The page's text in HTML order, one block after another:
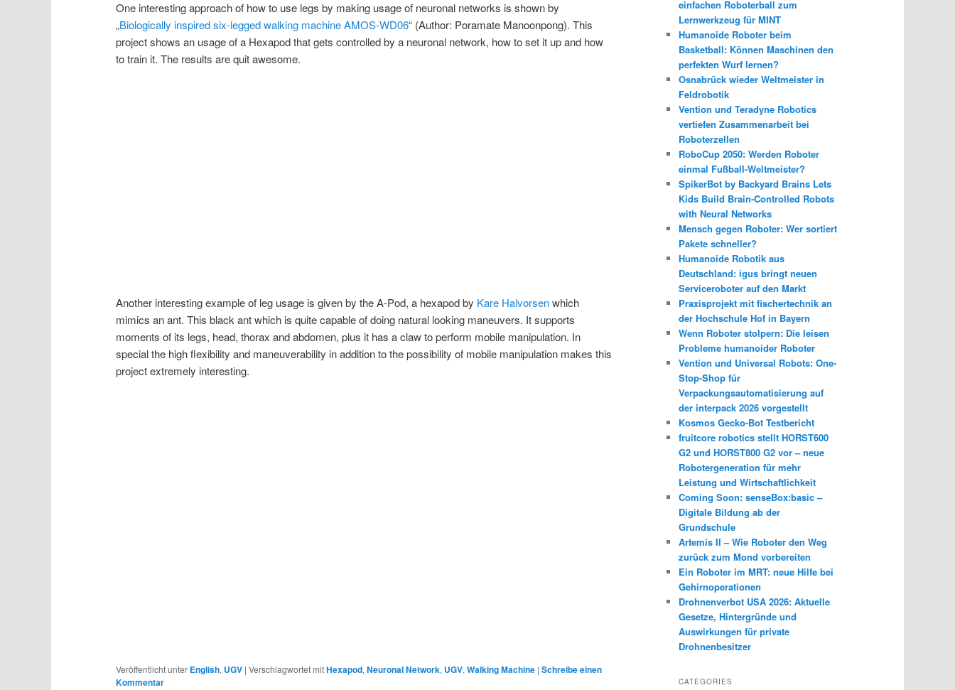
One interesting approach of how to use legs by making usage of neuronal networks is shown by
„Biologically inspired six-legged walking machine AMOS-WD06“ (Author: Poramate Manoonpong). This
project shows an usage of a Hexapod that gets controlled by a neuronal network, how to set it up and how
to train it. The results are quit awesome.
Another interesting example of leg usage is given by the A-Pod, a hexapod by Kare Halvorsenwhich
mimics an ant. This black ant which is quite capable of doing natural looking maneuvers. It supports
moments of its legs, head, thorax and abdomen, plus it has a claw to perform mobile manipulation. In
special the high flexibility and maneuverability in addition to the possibility of mobile manipulation makes this
project extremely interesting.
Veröffentlicht unter English, UGV |Verschlagwortet mitHexapod,Neuronal Network, UGV,Walking Machine |Schreibe einen
Kommentar
einfachen Roboterball zum
Lernwerkzeug für MINT
Humanoide Roboter beim
Basketball: Können Maschinen den
perfekten Wurf lernen?
Osnabrück wieder Weltmeister in
Feldrobotik
Vention und Teradyne Robotics
vertiefen Zusammenarbeit bei
Roboterzellen
RoboCup 2050: Werden Roboter
einmal Fußball-Weltmeister?
SpikerBot by Backyard Brains Lets
Kids Build Brain-Controlled Robots
with Neural Networks
Mensch gegen Roboter: Wer sortiert
Pakete schneller?
Humanoide Robotik aus
Deutschland: igus bringt neuen
Serviceroboter auf den Markt
Praxisprojekt mit fischertechnik an
der Hochschule Hof in Bayern
Wenn Roboter stolpern: Die leisen
Probleme humanoider Roboter
Vention und Universal Robots: One-
Stop-Shop für
Verpackungsautomatisierung auf
der interpack 2026 vorgestellt
Kosmos Gecko-Bot Testbericht
fruitcore robotics stellt HORST600
G2 und HORST800 G2 vor – neue
Robotergeneration für mehr
Leistung und Wirtschaftlichkeit
Coming Soon: senseBox:basic –
Digitale Bildung ab der
Grundschule
Artemis II – Wie Roboter den Weg
zurück zum Mond vorbereiten
Ein Roboter im MRT: neue Hilfe bei
Gehirnoperationen
Drohnenverbot USA 2026: Aktuelle
Gesetze, Hintergründe und
Auswirkungen für private
Drohnenbesitzer
CATEGORIES